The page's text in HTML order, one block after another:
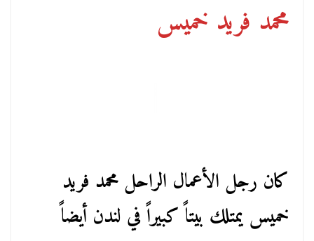
محمد فريد خميس
كان رجل الأعمال الراحل محمد فريد
خميس يمتلك بيتاً كبيراً في لندن أيضاً